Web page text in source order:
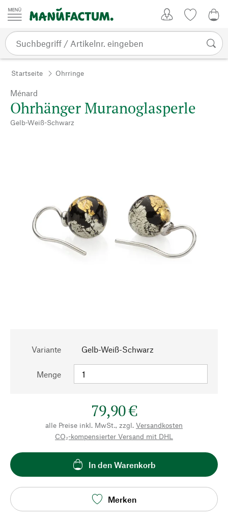
Zum Inhalt springen
Startseite Ohrringe
Ménard
Ohrhänger Muranoglasperle
Gelb-Weiß-Schwarz
Variante Gelb-Weiß-Schwarz
Menge
79,90 €
alle Preise inkl. MwSt., zzgl. Versandkosten
CO₂-kompensierter Versand mit DHL
In den Warenkorb
Merken